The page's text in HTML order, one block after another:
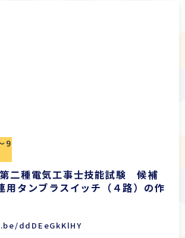
9
二種電気工事士技能試験 候補
タンブラスイッチ（４路）の作
ddDEeGkKlHY